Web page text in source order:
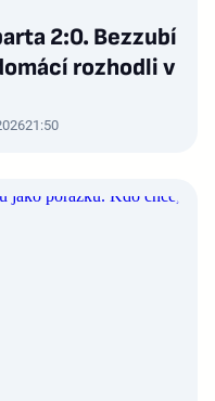
2:0. Bezzubí
rozhodli v
21:50